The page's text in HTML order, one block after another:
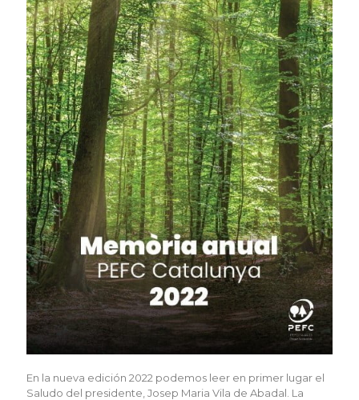
En la nueva edición 2022 podemos leer en primer lugar el
Saludo del presidente, Josep Maria Vila de Abadal. La